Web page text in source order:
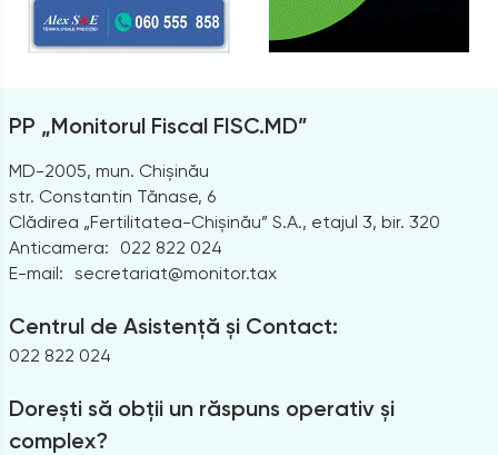
PP „Monitorul Fiscal FISC.MD”
MD-2005, mun. Chișinău
str. Constantin Tănase, 6
Clădirea „Fertilitatea-Chișinău” S.A., etajul 3, bir. 320
Anticamera:
022 822 024
E-mail: secretariat@monitor.tax
Centrul de Asistență și Contact:
022 822 024
Dorești să obții un răspuns operativ și
complex?